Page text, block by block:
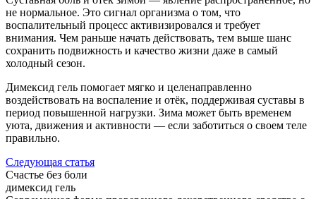
не нормальное. Это сигнал организма о том, что
воспалительный процесс активизировался и требует
внимания. Чем раньше начать действовать, тем выше шанс
сохранить подвижность и качество жизни даже в самый
холодный сезон.
Димексид гель помогает мягко и целенаправленно
воздействовать на воспаление и отёк, поддерживая суставы в
период повышенной нагрузки. Зима может быть временем
уюта, движения и активности — если заботиться о своем теле
правильно.
Следующая статья
Счастье без боли
димексид гель